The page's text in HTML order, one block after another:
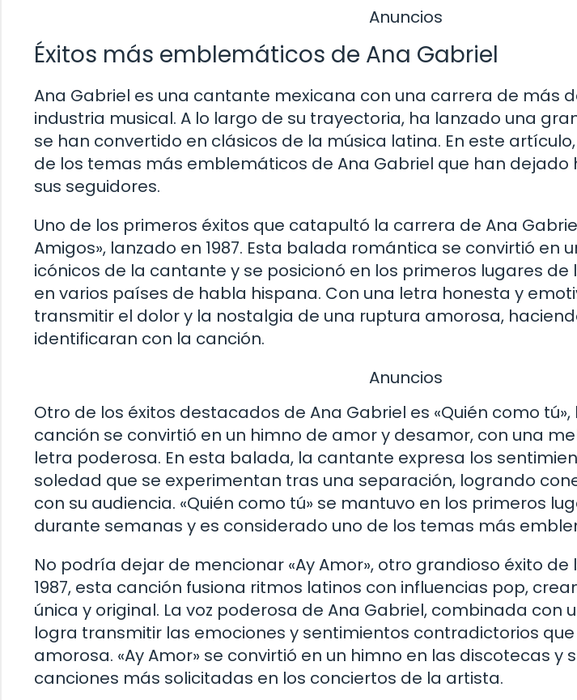
Anuncios
Éxitos más emblemáticos de Ana Gabriel
Ana Gabriel es una cantante mexicana con una carrera de más
industria musical. A lo largo de su trayectoria, ha lanzado una
se han convertido en clásicos de la música latina. En este
de los temas más emblemáticos de Ana Gabriel que han dejado
sus seguidores.
Uno de los primeros éxitos que catapultó la carrera de Ana
Amigos», lanzado en 1987. Esta balada romántica se convirtió en
icónicos de la cantante y se posicionó en los primeros lugares
en varios países de habla hispana. Con una letra honesta y
transmitir el dolor y la nostalgia de una ruptura amorosa,
identificaran con la canción.
Anuncios
Otro de los éxitos destacados de Ana Gabriel es «Quién como tú»,
canción se convirtió en un himno de amor y desamor, con una
letra poderosa. En esta balada, la cantante expresa los
soledad que se experimentan tras una separación, logrando
con su audiencia. «Quién como tú» se mantuvo en los primeros
durante semanas y es considerado uno de los temas más
No podría dejar de mencionar «Ay Amor», otro grandioso éxito
1987, esta canción fusiona ritmos latinos con influencias pop,
única y original. La voz poderosa de Ana Gabriel, combinada con
logra transmitir las emociones y sentimientos contradictorios
amorosa. «Ay Amor» se convirtió en un himno en las discotecas y
canciones más solicitadas en los conciertos de la artista.